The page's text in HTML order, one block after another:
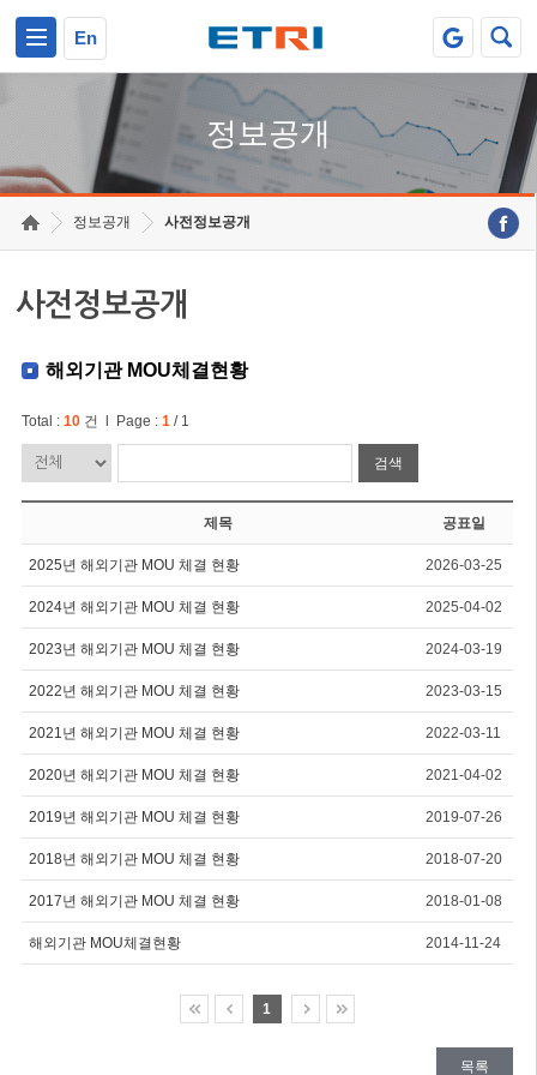
En
정보공개
정보공개 사전정보공개
사전정보공개
해외기관 MOU체결현황
Total : 10건 l Page : 1/ 1
검색
제목 공표일
2025년 해외기관 MOU 체결 현황 2026-03-25
2024년 해외기관 MOU 체결 현황 2025-04-02
2023년 해외기관 MOU 체결 현황 2024-03-19
2022년 해외기관 MOU 체결 현황 2023-03-15
2021년 해외기관 MOU 체결 현황 2022-03-11
2020년 해외기관 MOU 체결 현황 2021-04-02
2019년 해외기관 MOU 체결 현황 2019-07-26
2018년 해외기관 MOU 체결 현황 2018-07-20
2017년 해외기관 MOU 체결 현황 2018-01-08
해외기관 MOU체결현황 2014-11-24
1
목록